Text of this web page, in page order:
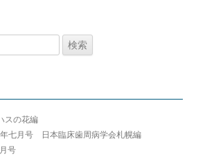
スの花編
七月号 日本臨床歯周病学会札幌編
号